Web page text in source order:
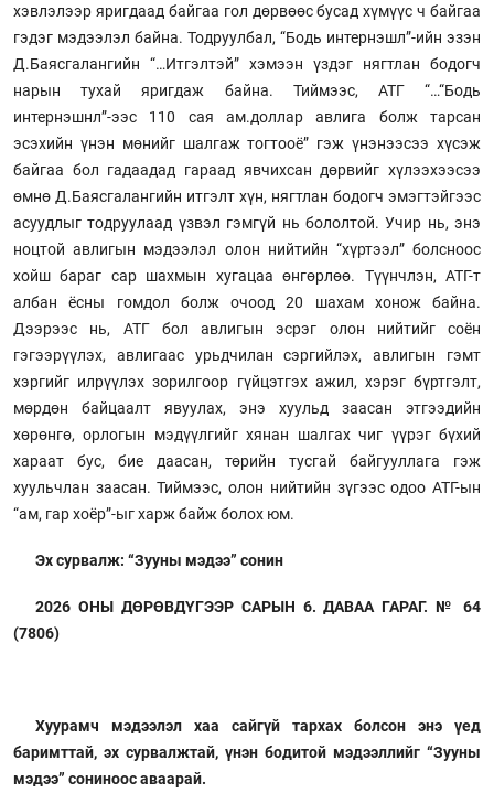
хэвлэлээр яригдаад байгаа гол дөрвөөс бусад хүмүүс ч байгаа
гэдэг мэдээлэл байна. Тодруулбал, “Бодь интернэшл”-ийн эзэн
Д.Баясгалангийн “…Итгэлтэй” хэмээн үздэг нягтлан бодогч
нарын тухай яригдаж байна. Тиймээс, АТГ “…“Бодь
интернэшнл”-ээс 110 сая ам.доллар авлига болж тарсан
эсэхийн үнэн мөнийг шалгаж тогтооё” гэж үнэнээсээ хүсэж
байгаа бол гадаадад гараад явчихсан дөрвийг хүлээхээсээ
өмнө Д.Баясгалангийн итгэлт хүн, нягтлан бодогч эмэгтэйгээс
асуудлыг тодруулаад үзвэл гэмгүй нь бололтой. Учир нь, энэ
ноцтой авлигын мэдээлэл олон нийтийн “хүртээл” болсноос
хойш бараг сар шахмын хугацаа өнгөрлөө. Түүнчлэн, АТГ-т
албан ёсны гомдол болж очоод 20 шахам хонож байна.
Дээрээс нь, АТГ бол авлигын эсрэг олон нийтийг соён
гэгээрүүлэх, авлигаас урьдчилан сэргийлэх, авлигын гэмт
хэргийг илрүүлэх зорилгоор гүйцэтгэх ажил, хэрэг бүртгэлт,
мөрдөн байцаалт явуулах, энэ хуульд заасан этгээдийн
хөрөнгө, орлогын мэдүүлгийг хянан шалгах чиг үүрэг бүхий
хараат бус, бие даасан, төрийн тусгай байгууллага гэж
хуульчлан заасан. Тиймээс, олон нийтийн зүгээс одоо АТГ-ын
“ам, гар хоёр”-ыг харж байж болох юм.
Эх сурвалж: “Зууны мэдээ” сонин
2026 ОНЫ ДӨРӨВДҮГЭЭР САРЫН 6. ДАВАА ГАРАГ. № 64
(7806)
Хуурамч мэдээлэл хаа сайгүй тархах болсон энэ үед
баримттай, эх сурвалжтай, үнэн бодитой мэдээллийг “Зууны
мэдээ” сониноос аваарай.